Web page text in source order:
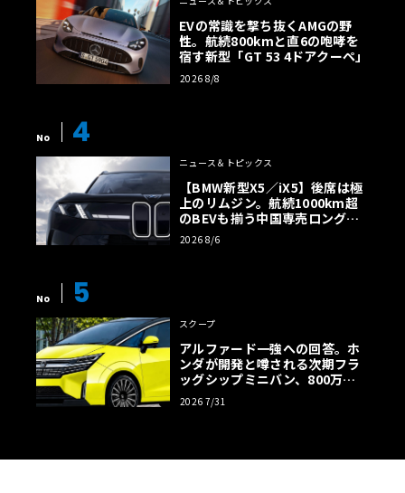
EVの常識を撃ち抜くAMGの野
性。航続800kmと直6の咆哮を
宿す新型「GT 53 4ドアクーペ」
2026 8/8
No 4
ニュース＆トピックス
【BMW新型X5／iX5】後席は極
上のリムジン。航続1000km超
のBEVも揃う中国専売ロング仕
様の全貌
2026 8/6
No 5
スクープ
アルファード一強への回答。ホ
ンダが開発と噂される次期フラ
ッグシップミニバン、800万円
超の勝算【予想CG】
2026 7/31